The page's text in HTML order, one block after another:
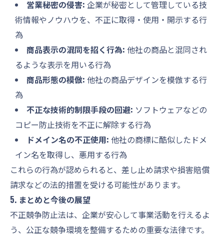
営業秘密の侵害: 企業が秘密として管理している技
術情報やノウハウを、不正に取得・使用・開示する行
為
商品表示の混同を招く行為: 他社の商品と混同され
るような表示を用いる行為
商品形態の模倣: 他社の商品デザインを模倣する行
為
不正な技術的制限手段の回避: ソフトウェアなどの
コピー防止技術を不正に解除する行為
ドメイン名の不正使用: 他社の商標に酷似したドメ
イン名を取得し、悪用する行為
これらの行為が認められると、差し止め請求や損害賠償
請求などの法的措置を受ける可能性があります。
5. まとめと今後の展望
不正競争防止法は、企業が安心して事業活動を行えるよ
う、公正な競争環境を整備するための重要な法律です。